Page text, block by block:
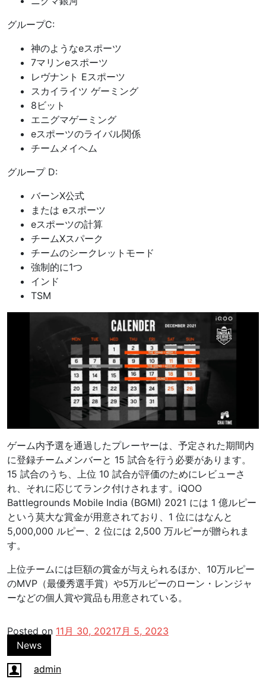
グループC:
神のようなeスポーツ
7マリンeスポーツ
レヴナント Eスポーツ
スカイライツ ゲーミング
8ビット
エニグマゲーミング
eスポーツのライバル関係
チームメイヘム
グループ D:
バーンX公式
または eスポーツ
eスポーツの計算
チームXスパーク
チームのシークレットモード
強制的に1つ
インド
TSM
ゲーム内予選を通過したプレーヤーは、予定された期間内
に登録チームメンバーと 15 試合を行う必要があります。
15 試合のうち、上位 10 試合が評価のためにレビューさ
れ、それに応じてランク付けされます。iQOO
Battlegrounds Mobile India (BGMI) 2021 には 1 億ルピー
という莫大な賞金が用意されており、1 位にはなんと
5,000,000 ルピー、2 位には 2,500 万ルピーが贈られま
す。
上位チームには巨額の賞金が与えられるほか、10万ルピー
のMVP（最優秀選手賞）や5万ルピーのローン・レンジャ
ーなどの個人賞や賞品も用意されている。
Posted on 11月 30, 20217月 5, 2023
News
admin